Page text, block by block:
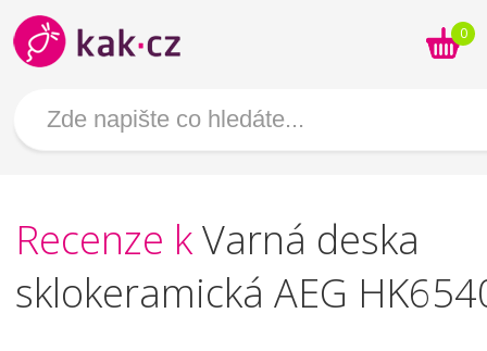
0
Recenze kVarná deska
sklokeramická AEG